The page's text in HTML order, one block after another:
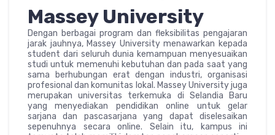
Massey University
Dengan berbagai program dan fleksibilitas pengajaran
jarak jauhnya, Massey University menawarkan kepada
student dari seluruh dunia kemampuan menyesuaikan
studi untuk memenuhi kebutuhan dan pada saat yang
sama berhubungan erat dengan industri, organisasi
profesional dan komunitas lokal. Massey University juga
merupakan universitas terkemuka di Selandia Baru
yang menyediakan pendidikan online untuk gelar
sarjana dan pascasarjana yang dapat diselesaikan
sepenuhnya secara online. Selain itu, kampus ini